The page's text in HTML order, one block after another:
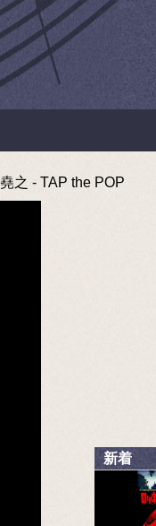
之 - TAP the POP
新着